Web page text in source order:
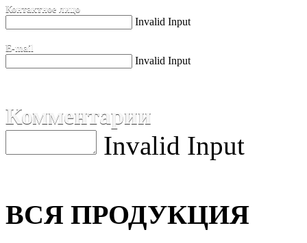
Контактное лицо
Invalid Input
E-mail
Invalid Input
Комментарии
Invalid Input
ВСЯ ПРОДУКЦИЯ